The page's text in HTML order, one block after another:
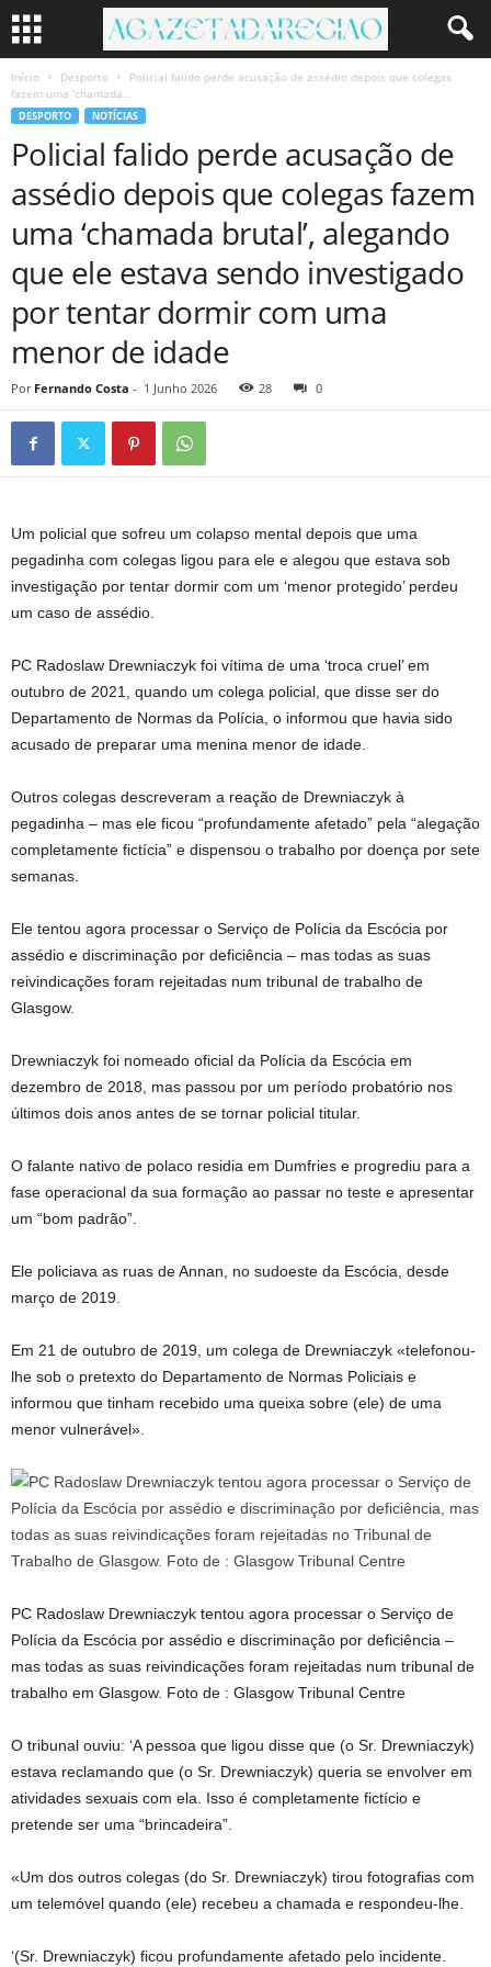
Início Desporto
Policial falido perde acusação de assédio depois que colegas
fazem uma ‘chamada...
DESPORTO NOTÍCIAS
Policial falido perde acusação de
assédio depois que colegas fazem
uma ‘chamada brutal’, alegando
que ele estava sendo investigado
por tentar dormir com uma
menor de idade
Por Fernando Costa - 1 Junho 2026 28 0
Um policial que sofreu um colapso mental depois que uma
pegadinha com colegas ligou para ele e alegou que estava sob
investigação por tentar dormir com um ‘menor protegido’ perdeu
um caso de assédio.
PC Radoslaw Drewniaczyk foi vítima de uma ‘troca cruel’ em
outubro de 2021, quando um colega policial, que disse ser do
Departamento de Normas da Polícia, o informou que havia sido
acusado de preparar uma menina menor de idade.
Outros colegas descreveram a reação de Drewniaczyk à
pegadinha – mas ele ficou “profundamente afetado” pela “alegação
completamente fictícia” e dispensou o trabalho por doença por sete
semanas.
Ele tentou agora processar o Serviço de Polícia da Escócia por
assédio e discriminação por deficiência – mas todas as suas
reivindicações foram rejeitadas num tribunal de trabalho de
Glasgow.
Drewniaczyk foi nomeado oficial da Polícia da Escócia em
dezembro de 2018, mas passou por um período probatório nos
últimos dois anos antes de se tornar policial titular.
O falante nativo de polaco residia em Dumfries e progrediu para a
fase operacional da sua formação ao passar no teste e apresentar
um “bom padrão”.
Ele policiava as ruas de Annan, no sudoeste da Escócia, desde
março de 2019.
Em 21 de outubro de 2019, um colega de Drewniaczyk «telefonou-
lhe sob o pretexto do Departamento de Normas Policiais e
informou que tinham recebido uma queixa sobre (ele) de uma
menor vulnerável».
PC Radoslaw Drewniaczyk tentou agora processar o Serviço de
Polícia da Escócia por assédio e discriminação por deficiência –
mas todas as suas reivindicações foram rejeitadas num tribunal de
trabalho em Glasgow. Foto de : Glasgow Tribunal Centre
O tribunal ouviu: ‘A pessoa que ligou disse que (o Sr. Drewniaczyk)
estava reclamando que (o Sr. Drewniaczyk) queria se envolver em
atividades sexuais com ela. Isso é completamente fictício e
pretende ser uma “brincadeira”.
«Um dos outros colegas (do Sr. Drewniaczyk) tirou fotografias com
um telemóvel quando (ele) recebeu a chamada e respondeu-lhe.
‘(Sr. Drewniaczyk) ficou profundamente afetado pelo incidente.